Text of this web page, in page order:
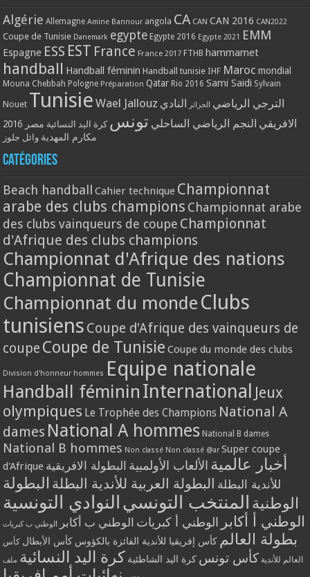
Algérie Allemagne Amine Bannour angola CA CAN CAN 2016 CAN2022
Coupe de Tunisie Danemark egypte Egypte 2016 Egypte 2021 EMM
Espagne ESS EST France France 2017 FTHB hammamet
handball Handball féminin Handball tunisie IHF Maroc mondial
Mouna Chebbah Pologne Préparation Qatar Rio 2016 Sami Saidi Sylvain
Nouet Tunisie Wael Jallouz الترجي الرياضي الجزائر النادي
الافريقي النجم الرياضي الساحلي تونس كرة اليد النسائية مصر 2016
مكارم المهدية وائل جلوز
Catégories
Beach handball Cahier technique Championnat
arabe des clubs champions Championnat arabe
des clubs vainqueurs de coupe Championnat
d'Afrique des clubs champions
Championnat d'Afrique des nations
Championnat de Tunisie
Championnat du monde Clubs
tunisiens Coupe d'Afrique des vainqueurs de
coupe Coupe de Tunisie Coupe du monde des clubs
Division d'honneur hommes Equipe nationale
Handball féminin International Jeux
olympiques Le Trophée des Champions National A
dames National A hommes National B dames
National B hommes Non classé Non classé @ar Super coupe
d'Afrique
أخبار عالمية الألعاب الأولمبية البطولة الافريقية
للأندية البطلة البطولة العربية للأندية البطلة البطولة
الوطنية المنتخب التونسي النوادي التونسية
الوطني أ أكابر الوطني أ كبريات الوطني ب أكابر الوطني ب كبريات
بطولة العالم كأس إفريقيا للأندية الفائزة بالكؤوس كأس الأبطال كأس
العالم للأندية كأس تونس كرة اليد الشاطئية كرة اليد النسائية ملف